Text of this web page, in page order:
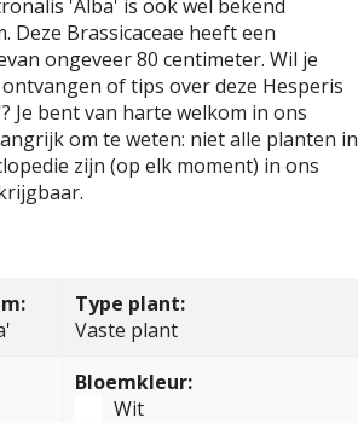
'Alba' is ook wel bekend
Deze Brassicaceae heeft een
ongeveer 80 centimeter. Wil je
of tips over deze Hesperis
Je bent van harte welkom in ons
om te weten: niet alle planten in
zijn (op elk moment) in ons
Type plant:
Vaste plant
Bloemkleur:
Wit